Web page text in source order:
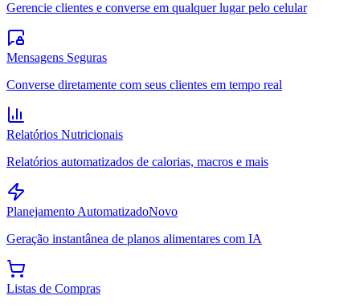
Gerencie clientes e converse em qualquer lugar pelo celular
Mensagens Seguras
Converse diretamente com seus clientes em tempo real
Relatórios Nutricionais
Relatórios automatizados de calorias, macros e mais
Planejamento AutomatizadoNovo
Geração instantânea de planos alimentares com IA
Listas de Compras